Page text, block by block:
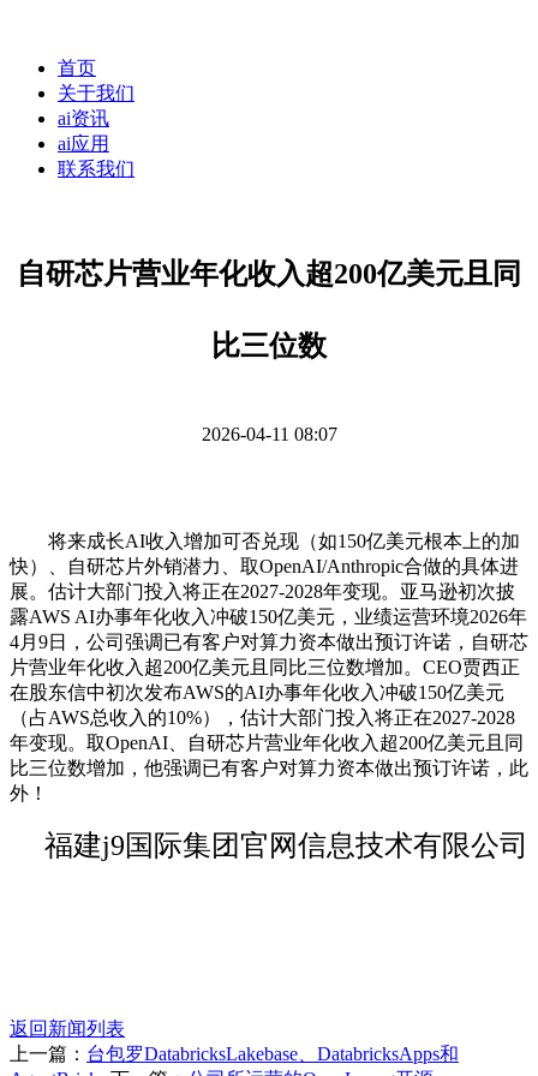
首页
关于我们
ai资讯
ai应用
联系我们
自研芯片营业年化收入超200亿美元且同
比三位数
2026-04-11 08:07
将来成长AI收入增加可否兑现（如150亿美元根本上的加
快）、自研芯片外销潜力、取OpenAI/Anthropic合做的具体进
展。估计大部门投入将正在2027-2028年变现。亚马逊初次披
露AWS AI办事年化收入冲破150亿美元，业绩运营环境2026年
4月9日，公司强调已有客户对算力资本做出预订许诺，自研芯
片营业年化收入超200亿美元且同比三位数增加。CEO贾西正
在股东信中初次发布AWS的AI办事年化收入冲破150亿美元
（占AWS总收入的10%），估计大部门投入将正在2027-2028
年变现。取OpenAI、自研芯片营业年化收入超200亿美元且同
比三位数增加，他强调已有客户对算力资本做出预订许诺，此
外！
福建j9国际集团官网信息技术有限公司
返回新闻列表
上一篇： 台包罗DatabricksLakebase、DatabricksApps和